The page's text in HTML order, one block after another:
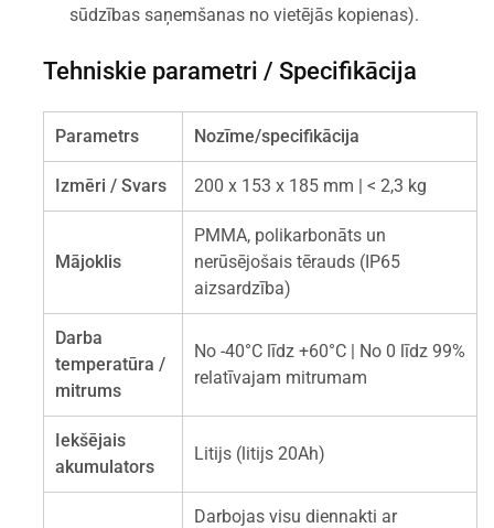
sūdzības saņemšanas no vietējās kopienas).
Tehniskie parametri / Specifikācija
Parametrs Nozīme/specifikācija
Izmēri / Svars 200 x 153 x 185 mm | < 2,3 kg
Mājoklis
PMMA, polikarbonāts un
nerūsējošais tērauds (IP65
aizsardzība)
Darba
temperatūra /
mitrums
No -40°C līdz +60°C | No 0 līdz 99%
relatīvajam mitrumam
Iekšējais
akumulators
Litijs (litijs 20Ah)
Darbojas visu diennakti ar